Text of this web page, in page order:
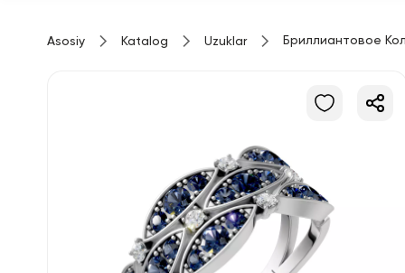
Asosiy Katalog Uzuklar Бриллиантовое